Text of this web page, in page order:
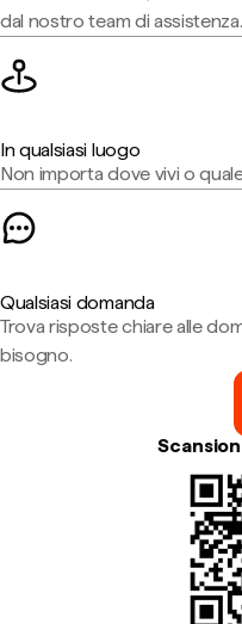
dal nostro team di assistenza.
In qualsiasi luogo
Non importa dove vivi o
Qualsiasi domanda
Trova risposte chiare alle
bisogno.